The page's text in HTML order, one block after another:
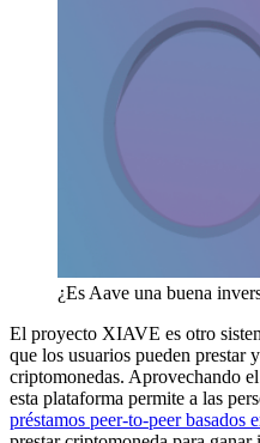
¿Es Aave una buena
El proyecto XIAVE es otro
que los usuarios pueden prestar
criptomonedas. Aprovechando
esta plataforma permite a las
préstamos peer-to-peer basados